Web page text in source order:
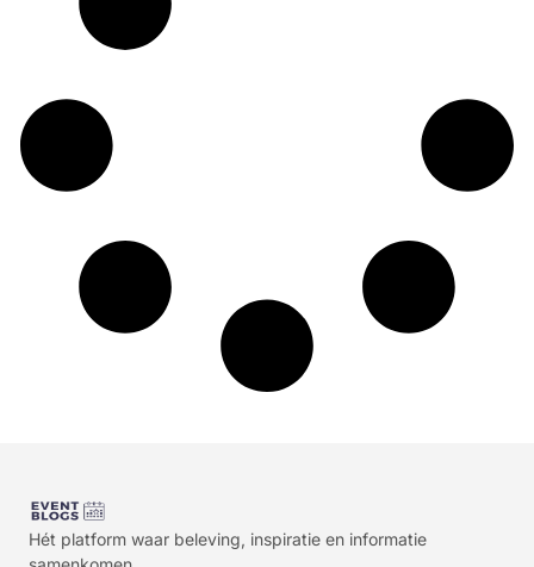
Hét platform waar beleving, inspiratie en informatie